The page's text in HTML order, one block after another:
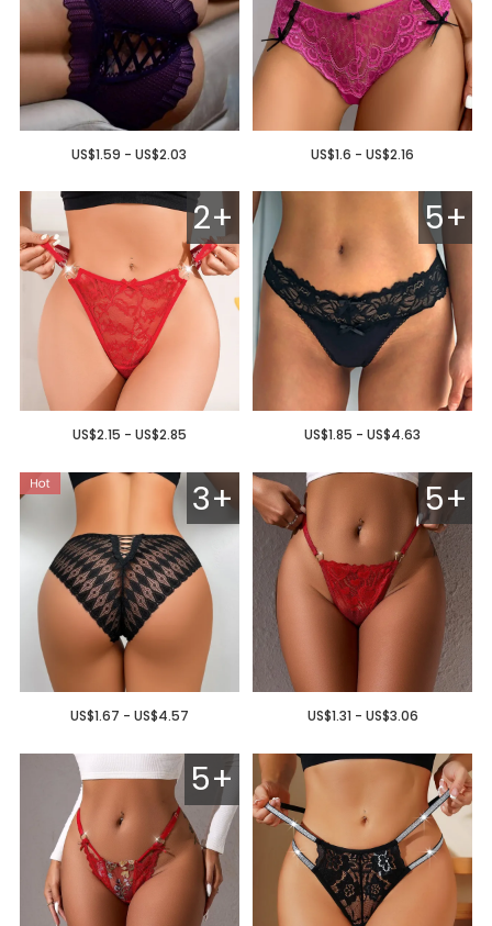
US$1.59 - US$2.03 US$1.6 - US$2.16
2+
US$2.15 - US$2.85
5+
US$1.85 - US$4.63
3+
US$1.67 - US$4.57
5+
US$1.31 - US$3.06
5+